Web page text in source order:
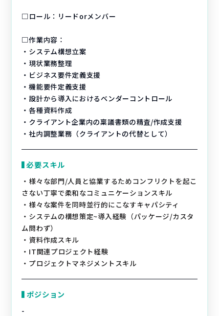
□ロール：リードorメンバー
□作業内容：
・システム構想立案
・現状業務整理
・ビジネス要件定義支援
・機能要件定義支援
・設計から導入におけるベンダーコントロール
・各種資料作成
・クライアント企業内の稟議書類の精査/作成支援
・社内調整業務（クライアントの代替として）
必要スキル
・様々な部門/人員と協業するためコンフリクトを起こ
さない丁寧で柔和なコミュニケーションスキル
・様々な案件を同時並行的にこなすキャパシティ
・システムの構想策定~導入経験（パッケージ/カスタ
ム問わず）
・資料作成スキル
・IT関連プロジェクト経験
・プロジェクトマネジメントスキル
ポジション
-